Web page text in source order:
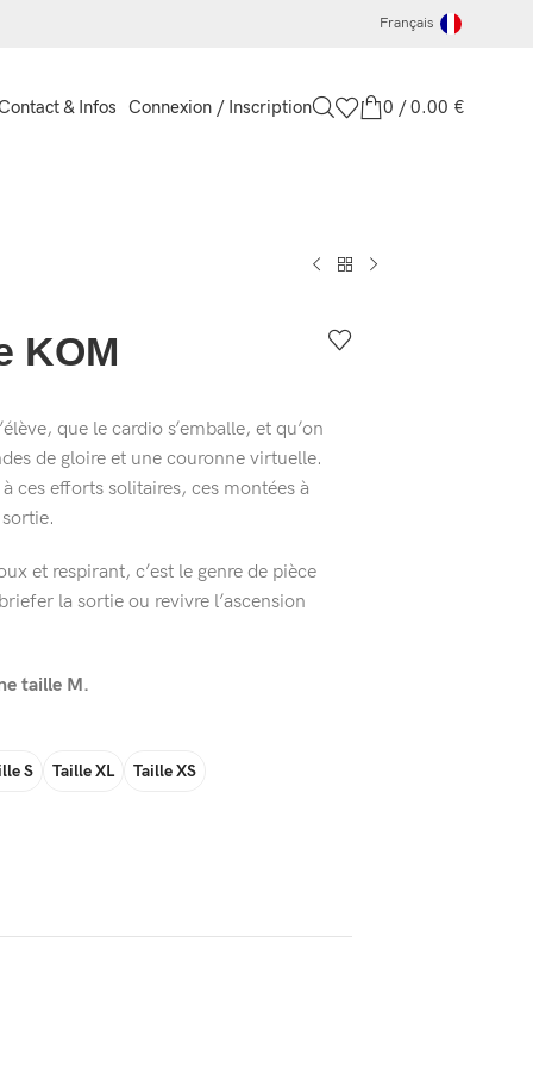
Français
& Infos Connexion / Inscription 0 / 0.00 €
KOM
que le cardio s’emballe, et qu’on
de gloire et une couronne virtuelle.
ces efforts solitaires, ces montées à
et respirant, c’est le genre de pièce
la sortie ou revivre l’ascension
taille M.
S Taille XL Taille XS